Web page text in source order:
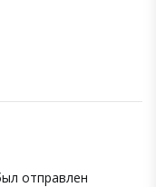
отправлен